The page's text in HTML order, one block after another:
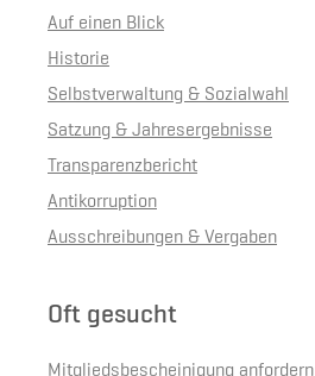
Auf einen Blick
Historie
Selbstverwaltung & Sozialwahl
Satzung & Jahresergebnisse
Transparenzbericht
Antikorruption
Ausschreibungen & Vergaben
Oft gesucht
Mitgliedsbescheinigung anfordern